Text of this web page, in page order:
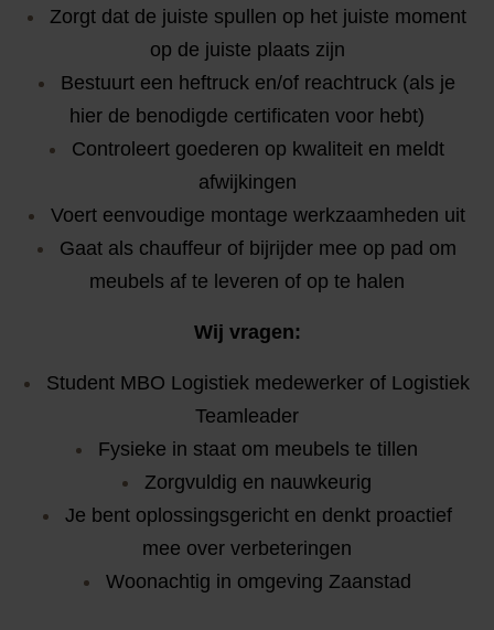
Zorgt dat de juiste spullen op het juiste moment
op de juiste plaats zijn
Bestuurt een heftruck en/of reachtruck (als je
hier de benodigde certificaten voor hebt)
Controleert goederen op kwaliteit en meldt
afwijkingen
Voert eenvoudige montage werkzaamheden uit
Gaat als chauffeur of bijrijder mee op pad om
meubels af te leveren of op te halen
Wij vragen:
Student MBO Logistiek medewerker of Logistiek
Teamleader
Fysieke in staat om meubels te tillen
Zorgvuldig en nauwkeurig
Je bent oplossingsgericht en denkt proactief
mee over verbeteringen
Woonachtig in omgeving Zaanstad